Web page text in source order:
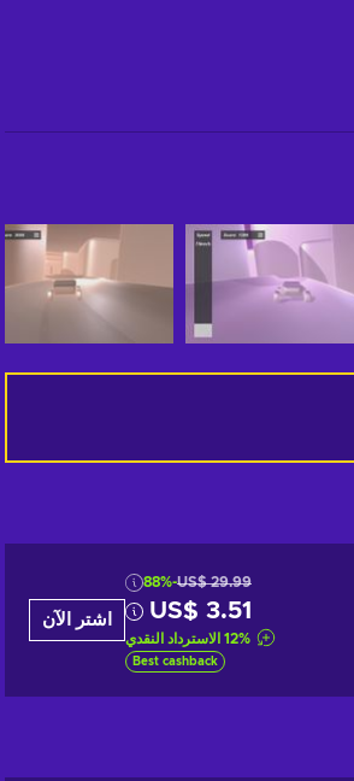
US$ 29.99
-88%
US$ 3.51
12% الاسترداد النقدي
Best cashback
اشتر الآن